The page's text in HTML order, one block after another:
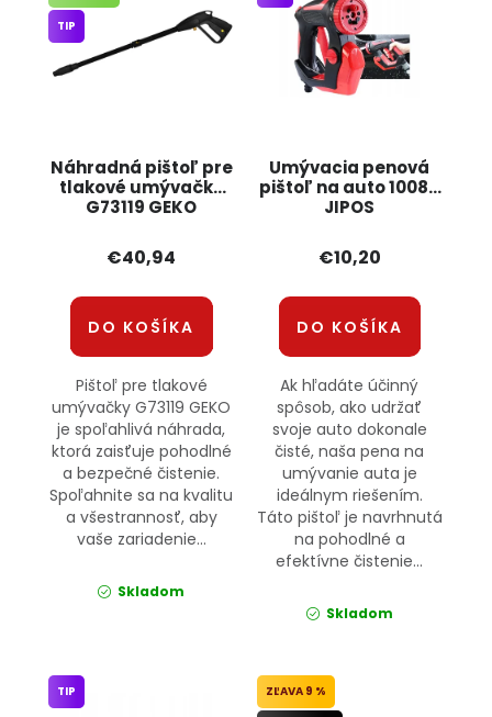
Náhradná pištoľ pre
tlakové umývačky
G73119 GEKO
TIP
€40,94
DO KOŠÍKA
Pištoľ pre tlakové
umývačky G73119 GEKO
je spoľahlivá náhrada,
ktorá zaisťuje pohodlné
a bezpečné čistenie.
Spoľahnite sa na kvalitu
a všestrannosť, aby
vaše zariadenie...
Skladom
Umývacia penová
pištoľ na auto 10088
JIPOS
€10,20
DO KOŠÍKA
Ak hľadáte účinný
spôsob, ako udržať
svoje auto dokonale
čisté, naša pena na
umývanie auta je
ideálnym riešením.
Táto pištoľ je navrhnutá
na pohodlné a
efektívne čistenie...
Skladom
TIP 9 %